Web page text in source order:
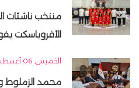
منتخب ناشئات
الأفروباسكت
الخميس, 06 أغسطس 2026 - 07:41 م
محمد الزملوط